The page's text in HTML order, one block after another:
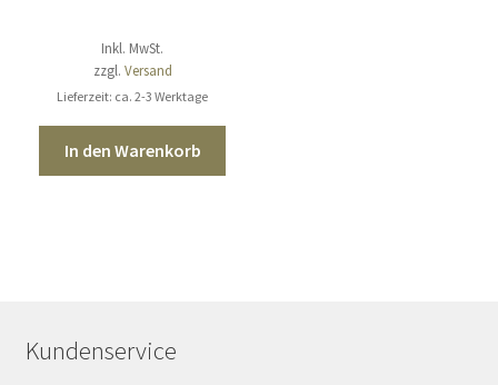
Inkl. MwSt.
zzgl. Versand
Lieferzeit: ca. 2-3 Werktage
In den Warenkorb
Kundenservice